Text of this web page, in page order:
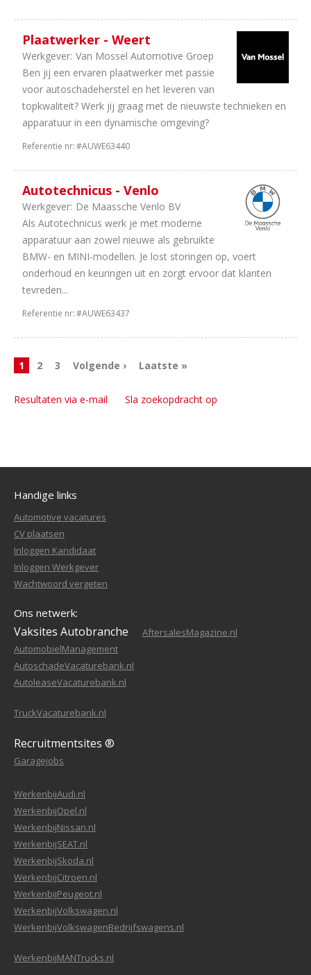
Plaatwerker - Weert
Werkgever: Van Mossel Automotive Groep
Ben jij een ervaren plaatwerker met passie
voor autoschadeherstel en het leveren van
topkwaliteit? Werk jij graag met de nieuwste technieken en
apparatuur in een dynamische omgeving?
Referentie nr:#AUWE63440
Autotechnicus - Venlo
Werkgever: De Maassche Venlo BV
Als Autotechnicus werk je met moderne
apparatuur aan zowel nieuwe als gebruikte
BMW- en MINI-modellen. Je lost storingen op, voert
onderhoud en keuringen uit en zorgt ervoor dat klanten
tevreden...
Referentie nr:#AUWE63437
1 2 3 Volgende › Laatste »
Resultaten via e-mail Sla zoekopdracht op
Handige links
Automotive vacatures
CV plaatsen
Inloggen Kandidaat
Inloggen Werkgever
Wachtwoord vergeten
Ons netwerk:
Vaksites Autobranche
AftersalesMagazine.nl
AutomobielManagement
AutoschadeVacaturebank.nl
AutoleaseVacaturebank.nl
TruckVacaturebank.nl
Recruitmentsites ®
Garagejobs
WerkenbijAudi.nl
WerkenbijOpel.nl
WerkenbijNissan.nl
WerkenbijSEAT.nl
WerkenbijSkoda.nl
WerkenbijCitroen.nl
WerkenbijPeugeot.nl
WerkenbijVolkswagen.nl
WerkenbijVolkswagenBedrijfswagens.nl
WerkenbijMANTrucks.nl